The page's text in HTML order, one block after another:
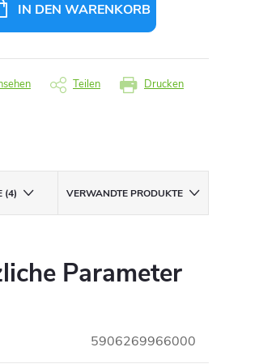
IN DEN WARENKORB
Drucken
Teilen
(4) VERWANDTE PRODUKTE
Parameter
5906269966000